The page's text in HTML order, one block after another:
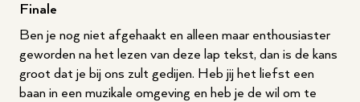
Finale
Ben je nog niet afgehaakt en alleen maar enthousiaster
geworden na het lezen van deze lap tekst, dan is de kans
groot dat je bij ons zult gedijen. Heb jij het liefst een
baan in een muzikale omgeving en heb je de wil om te